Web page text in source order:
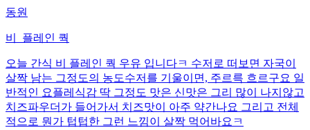
동원
비_플레인 쿽
오늘 간식 비 플레인 쿽 우유 입니다ㅋ 수저로 떠보면 자국이
살짝 남는 그정도의 농도수저를 기울이면, 주르륵 흐르구요 일
반적인 요플레식감 딱 그정도 맛은 신맛은 그리 많이 나지않고
치즈파우더가 들어가서 치즈맛이 아주 약간나요 그리고 전체
적으로 뭔가 텁텁한 그런 느낌이 살짝 먹어바요ㅋ